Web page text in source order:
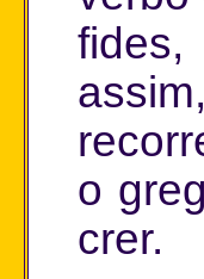
o
crer.